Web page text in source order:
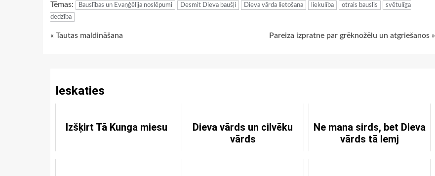
Tēmas: Bauslības un Evaņģēlija noslēpumi Desmit Dieva baušļi Dieva vārda lietošana liekulība otrais bauslis
svētulīga
dedzība
Continue
« Tautas maldināšana Pareiza izpratne par grēknožēlu un atgriešanos »
Ieskaties
Izšķirt Tā Kunga miesu
Dieva vārds un cilvēku
vārds
Ne mana sirds, bet Dieva
vārds tā lemj